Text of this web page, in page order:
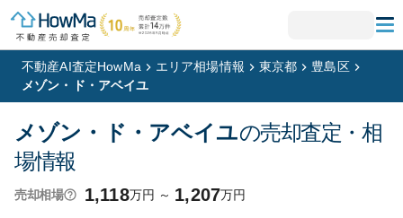
不動産AI査定HowMa エリア相場情報 東京都
豊島区
メゾン・ド・アベイユ
メゾン・ド・アベイユの売却査定・相
場情報
売却相場 1,118万円 ～ 1,207万円